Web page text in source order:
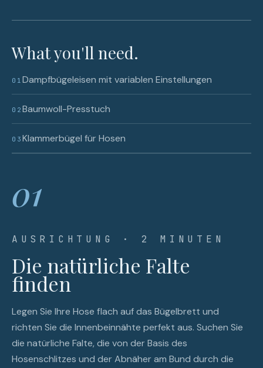
What you'll need.
01 Dampfbügeleisen mit variablen Einstellungen
02 Baumwoll-Presstuch
03 Klammerbügel für Hosen
01
AUSRICHTUNG · 2 MINUTEN
Die natürliche Falte
finden
Legen Sie Ihre Hose flach auf das Bügelbrett und
richten Sie die Innenbeinnähte perfekt aus. Suchen Sie
die natürliche Falte, die von der Basis des
Hosenschlitzes und der Abnäher am Bund durch die